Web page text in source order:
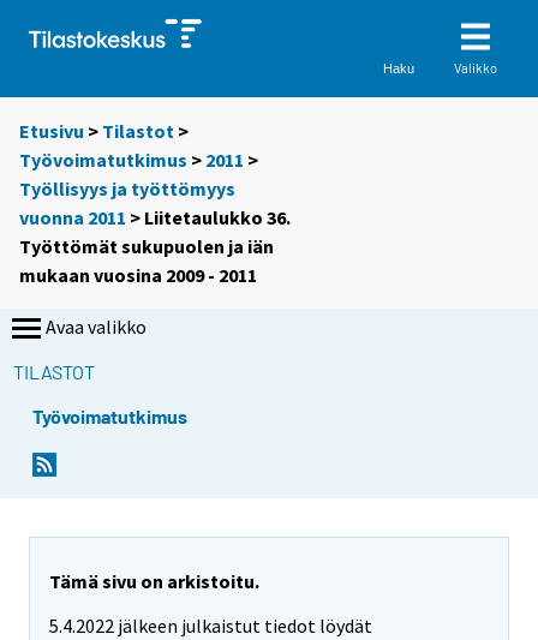
Haku Valikko
Etusivu > Tilastot >
Työvoimatutkimus > 2011 >
Työllisyys ja työttömyys
vuonna 2011 > Liitetaulukko 36.
Työttömät sukupuolen ja iän
mukaan vuosina 2009 - 2011
Avaa valikko
TILASTOT
Työvoimatutkimus
Tämä sivu on arkistoitu.
5.4.2022 jälkeen julkaistut tiedot löydät